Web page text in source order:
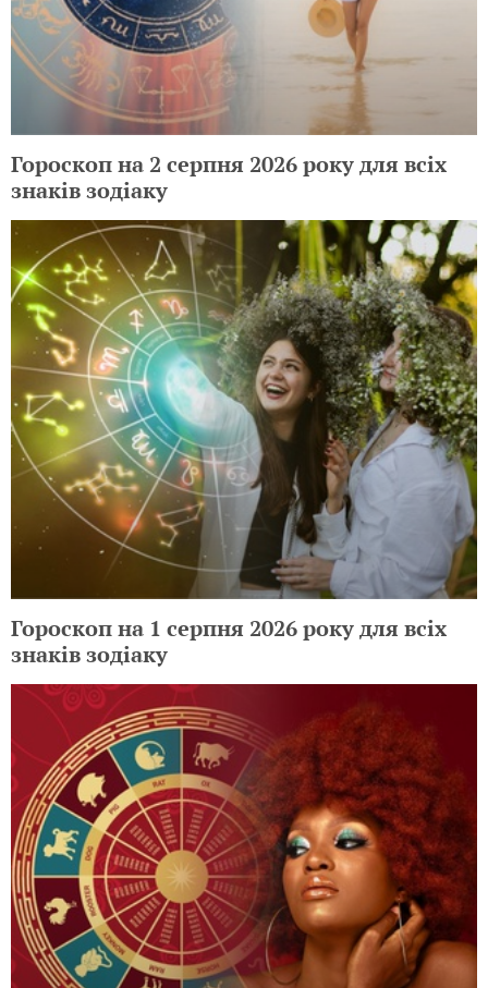
Гороскоп на 2 серпня 2026 року для всіх
знаків зодіаку
Гороскоп на 1 серпня 2026 року для всіх
знаків зодіаку